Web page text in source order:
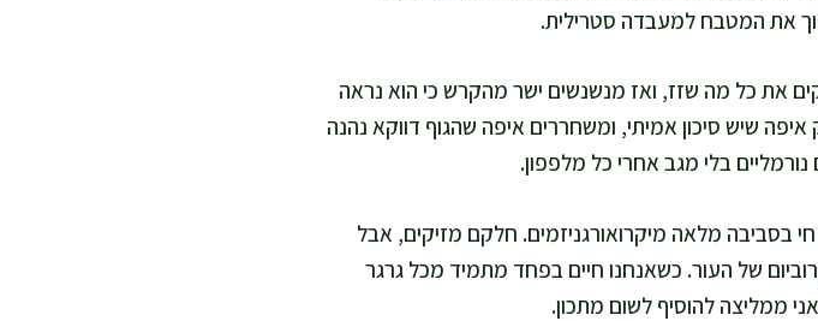
את המטבח למעבדה סטרילית.
את כל מה שזז, ואז מנשנשים ישר מהקרש כי הוא נראה
שיש סיכון אמיתי, ומשחררים איפה שהגוף דווקא נהנה
נורמליים בלי מגב אחרי כל מלפפון.
בסביבה מלאה מיקרואורגניזמים. חלקם מזיקים, אבל
של העור. כשאנחנו חיים בפחד מתמיד מכל גרגר
ממליצה להוסיף לשום מתכון.